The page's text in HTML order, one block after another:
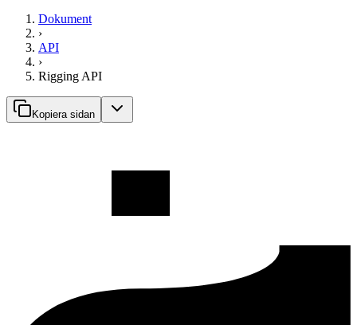
Dokument
›
API
›
Rigging API
Kopiera sidan